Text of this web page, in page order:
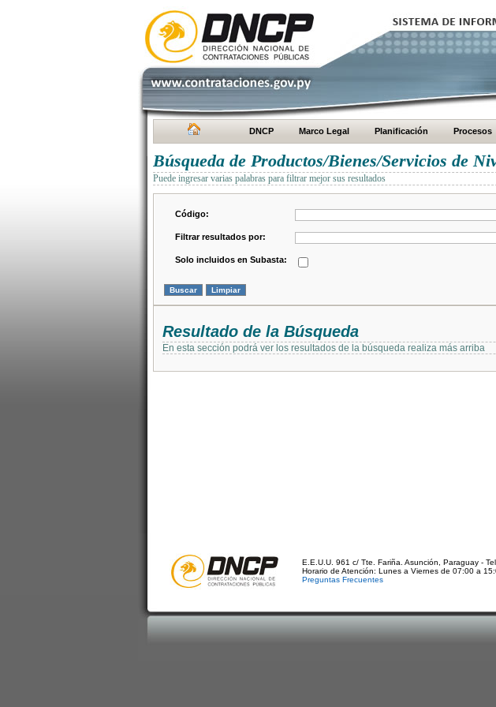
DNCP Marco Legal Planificación Procesos
Búsqueda de Productos/Bienes/Servicios de
Puede ingresar varias palabras para filtrar mejor sus resultados
Código:
Filtrar resultados por:
Solo incluidos en Subasta:
Resultado de la Búsqueda
En esta sección podrá ver los resultados de la búsqueda realiza más arriba
E.E.U.U. 961 c/ Tte. Fariña. Asunción, Paraguay -
Horario de Atención: Lunes a Viernes de 07:00 a
Preguntas Frecuentes